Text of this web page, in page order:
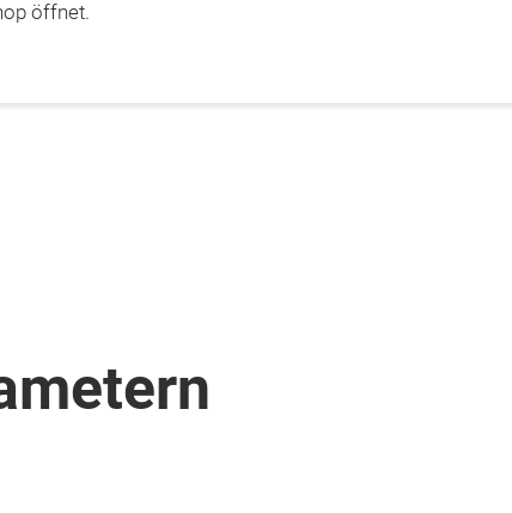
öffnet.